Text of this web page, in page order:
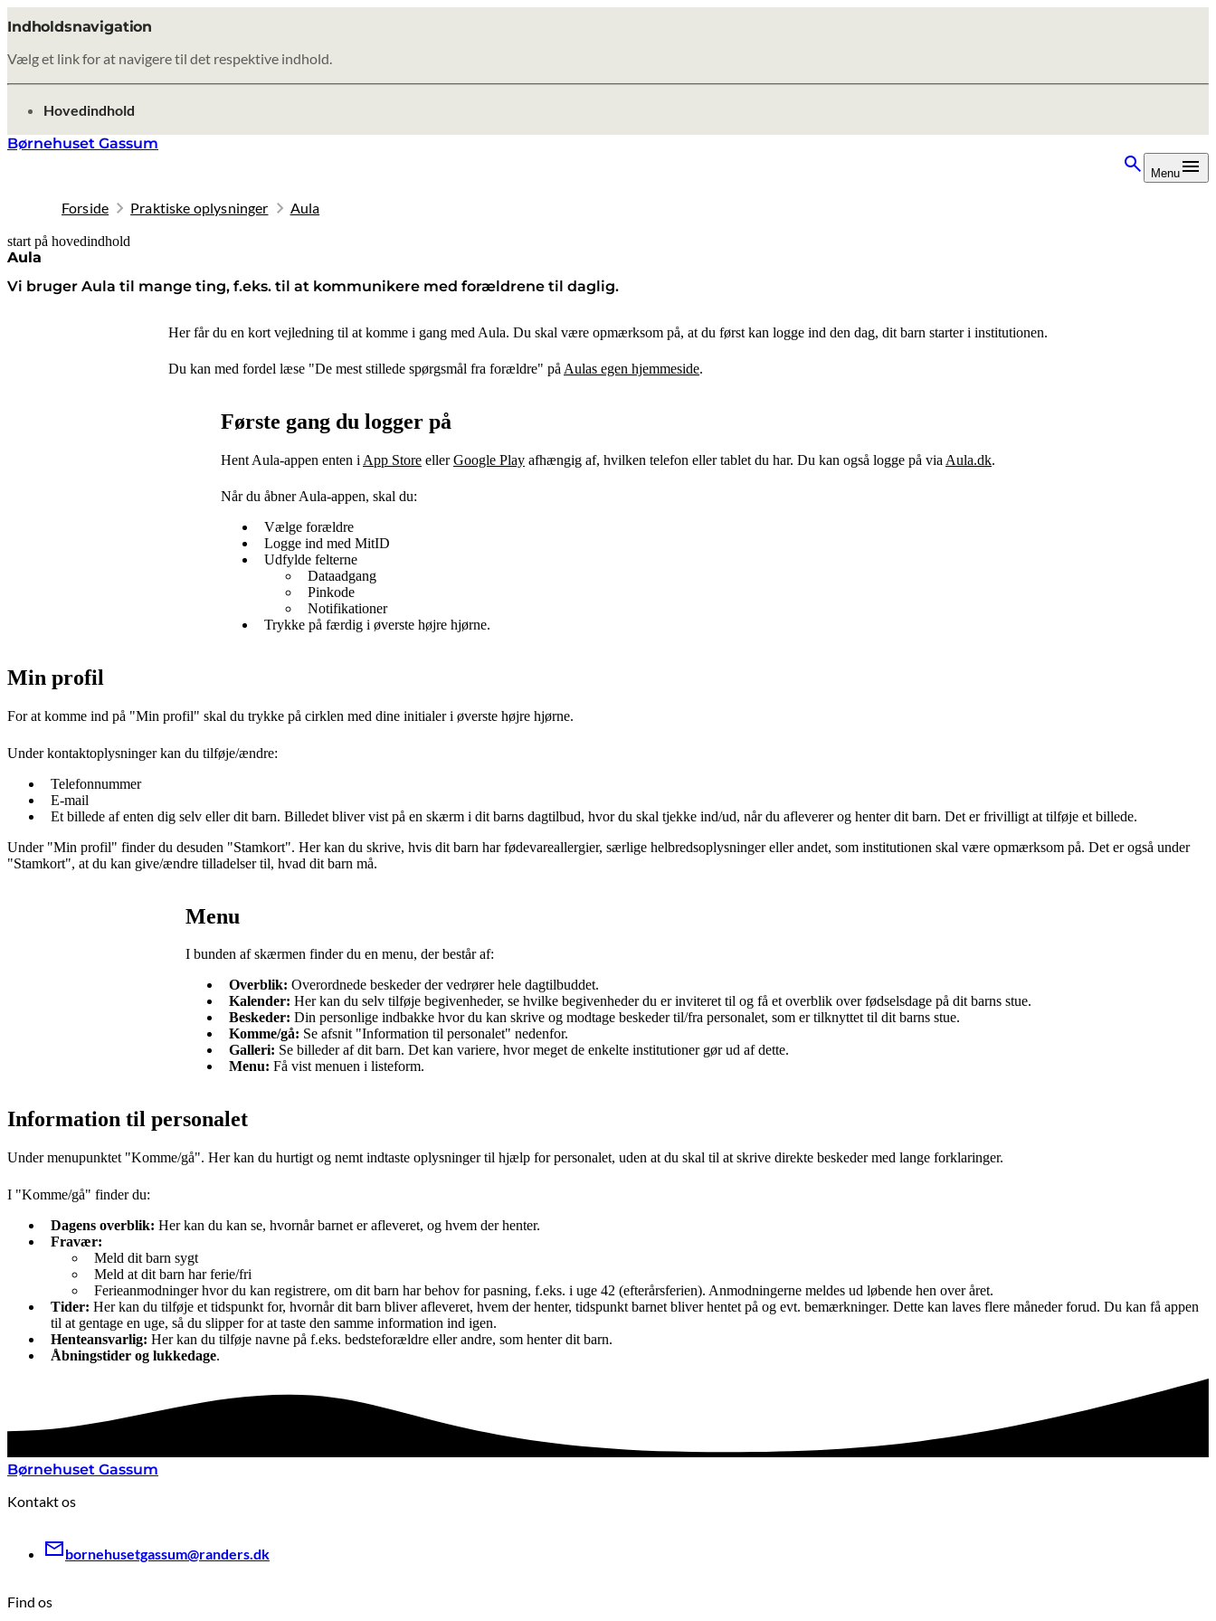
Indholdsnavigation
Vælg et link for at navigere til det respektive indhold.
gå til
Hovedindhold
Børnehuset Gassum
Menu
Forside Praktiske oplysninger Aula
start på hovedindhold
Aula
Vi bruger Aula til mange ting, f.eks. til at kommunikere med forældrene til daglig.
senest opdateret 8. oktober 2025
Her får du en kort vejledning til at komme i gang med Aula. Du skal være opmærksom på, at du først kan logge ind den dag, dit barn starter i institutionen.
Du kan med fordel læse "De mest stillede spørgsmål fra forældre" på Aulas egen hjemmeside.
Første gang du logger på
Hent Aula-appen enten i App Store ellerGoogle Play afhængig af, hvilken telefon eller tablet du har. Du kan også logge på via Aula.dk.
Når du åbner Aula-appen, skal du:
Vælge forældre
Logge ind med MitID
Udfylde felterne
Dataadgang
Pinkode
Notifikationer
Trykke på færdig i øverste højre hjørne.
Min profil
For at komme ind på "Min profil" skal du trykke på cirklen med dine initialer i øverste højre hjørne.
Under kontaktoplysninger kan du tilføje/ændre:
Telefonnummer
E-mail
Et billede af enten dig selv eller dit barn. Billedet bliver vist på en skærm i dit barns dagtilbud, hvor du skal tjekke ind/ud, når du afleverer og henter dit barn. Det er frivilligt at tilføje et billede.
Under "Min profil" finder du desuden "Stamkort". Her kan du skrive, hvis dit barn har fødevareallergier, særlige helbredsoplysninger eller andet, som institutionen skal være opmærksom på. Det er også under
"Stamkort", at du kan give/ændre tilladelser til, hvad dit barn må.
Menu
I bunden af skærmen finder du en menu, der består af:
Overblik: Overordnede beskeder der vedrører hele dagtilbuddet.
Kalender: Her kan du selv tilføje begivenheder, se hvilke begivenheder du er inviteret til og få et overblik over fødselsdage på dit barns stue.
Beskeder: Din personlige indbakke hvor du kan skrive og modtage beskeder til/fra personalet, som er tilknyttet til dit barns stue.
Komme/gå: Se afsnit "Information til personalet" nedenfor.
Galleri: Se billeder af dit barn. Det kan variere, hvor meget de enkelte institutioner gør ud af dette.
Menu: Få vist menuen i listeform.
Information til personalet
Under menupunktet "Komme/gå". Her kan du hurtigt og nemt indtaste oplysninger til hjælp for personalet, uden at du skal til at skrive direkte beskeder med lange forklaringer.
I "Komme/gå" finder du:
Dagens overblik: Her kan du kan se, hvornår barnet er afleveret, og hvem der henter.
Fravær:
Meld dit barn sygt
Meld at dit barn har ferie/fri
Ferieanmodninger hvor du kan registrere, om dit barn har behov for pasning, f.eks. i uge 42 (efterårsferien). Anmodningerne meldes ud løbende hen over året.
Tider: Her kan du tilføje et tidspunkt for, hvornår dit barn bliver afleveret, hvem der henter, tidspunkt barnet bliver hentet på og evt. bemærkninger. Dette kan laves flere måneder forud. Du kan få appen
til at gentage en uge, så du slipper for at taste den samme information ind igen.
Henteansvarlig: Her kan du tilføje navne på f.eks. bedsteforældre eller andre, som henter dit barn.
Åbningstider og lukkedage.
Børnehuset Gassum
Kontakt os
bornehusetgassum@randers.dk
Find os